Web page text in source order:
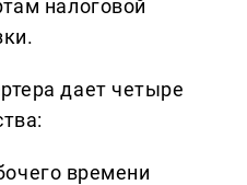
налоговой
дает четыре
времени